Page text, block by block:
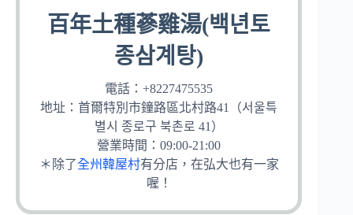
百年土種蔘雞湯(백년토
종삼계탕)
電話：+8227475535
地址：首爾特別市鐘路區北村路41（서울특
별시 종로구 북촌로 41）
營業時間：09:00-21:00
＊除了全州韓屋村有分店，在弘大也有一家
喔！